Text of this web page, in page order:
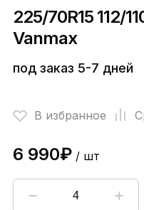
225/70R15 112/
Vanmax
под заказ 5-7 дней
В избранное
6 990₽/ шт